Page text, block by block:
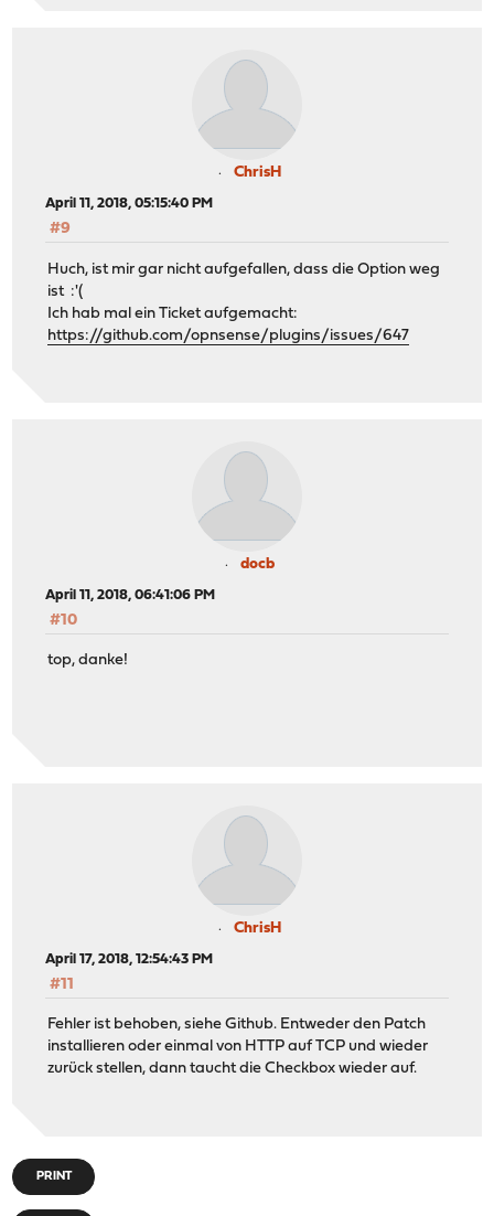
ChrisH
April 11, 2018, 05:15:40 PM
#9
Huch, ist mir gar nicht aufgefallen, dass die Option weg
ist :'(
Ich hab mal ein Ticket aufgemacht:
https://github.com/opnsense/plugins/issues/647
docb
April 11, 2018, 06:41:06 PM
#10
top, danke!
ChrisH
April 17, 2018, 12:54:43 PM
#11
Fehler ist behoben, siehe Github. Entweder den Patch
installieren oder einmal von HTTP auf TCP und wieder
zurück stellen, dann taucht die Checkbox wieder auf.
PRINT